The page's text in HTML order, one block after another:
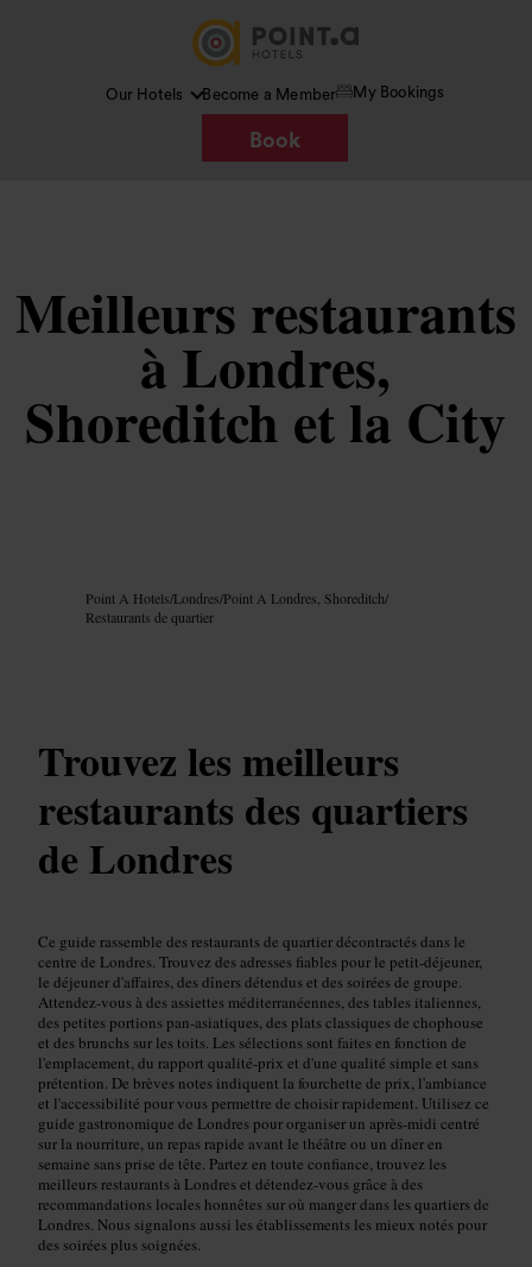
Our Hotels Become a Member My Bookings
Book
Meilleurs restaurants
à Londres,
Shoreditch et la City
Point A Hotels/Londres/Point A Londres, Shoreditch/
Restaurants de quartier
Trouvez les meilleurs
restaurants des quartiers
de Londres
Ce guide rassemble des restaurants de quartier décontractés dans le
centre de Londres. Trouvez des adresses fiables pour le petit-déjeuner,
le déjeuner d'affaires, des dîners détendus et des soirées de groupe.
Attendez-vous à des assiettes méditerranéennes, des tables italiennes,
des petites portions pan-asiatiques, des plats classiques de chophouse
et des brunchs sur les toits. Les sélections sont faites en fonction de
l'emplacement, du rapport qualité‑prix et d'une qualité simple et sans
prétention. De brèves notes indiquent la fourchette de prix, l'ambiance
et l'accessibilité pour vous permettre de choisir rapidement. Utilisez ce
guide gastronomique de Londres pour organiser un après-midi centré
sur la nourriture, un repas rapide avant le théâtre ou un dîner en
semaine sans prise de tête. Partez en toute confiance, trouvez les
meilleurs restaurants à Londres et détendez-vous grâce à des
recommandations locales honnêtes sur où manger dans les quartiers de
Londres. Nous signalons aussi les établissements les mieux notés pour
des soirées plus soignées.